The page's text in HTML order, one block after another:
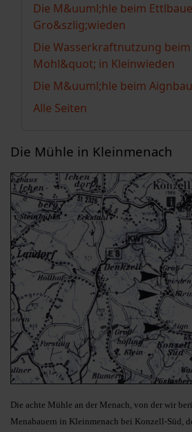
Die M&uuml;hle beim
Gro&szlig;wieden
Die Wasserkraftnutzung
Mohl&quot; in Kleinwieden
Die M&uuml;hle beim
Alle Seiten
Die Mühle in Kleinmenach
Die achte Mühle an der Menach, von der wir
Menabauern in Kleinmenach bei Konzell-Süd,